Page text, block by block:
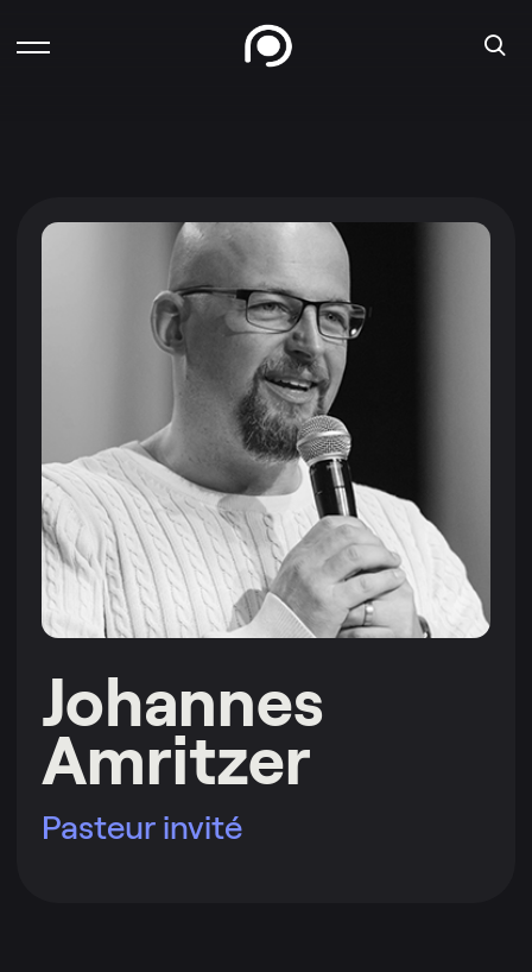
Johannes
Amritzer
Pasteur invitéLire plus